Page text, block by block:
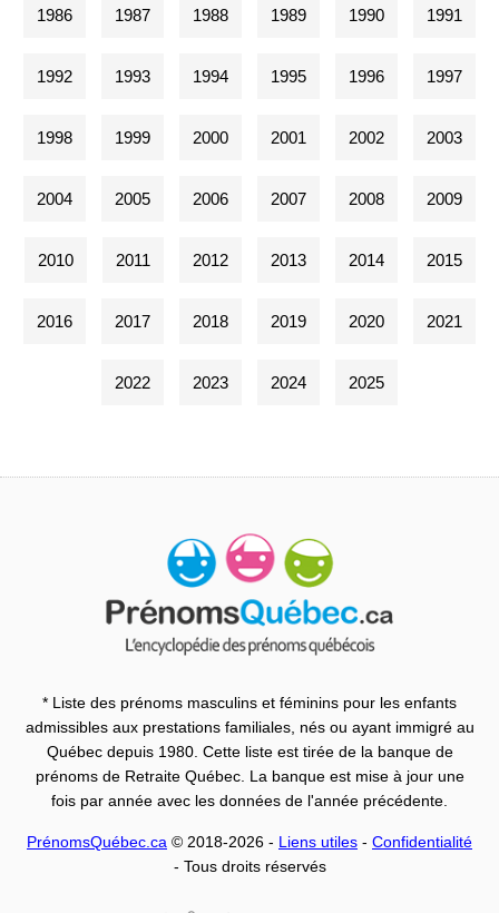
1986 1987 1988 1989 1990 1991
1992 1993 1994 1995 1996 1997
1998 1999 2000 2001 2002 2003
2004 2005 2006 2007 2008 2009
2010 2011 2012 2013 2014 2015
2016 2017 2018 2019 2020 2021
2022 2023 2024 2025
* Liste des prénoms masculins et féminins pour les enfants
admissibles aux prestations familiales, nés ou ayant immigré au
Québec depuis 1980. Cette liste est tirée de la banque de
prénoms de Retraite Québec. La banque est mise à jour une
fois par année avec les données de l'année précédente.
PrénomsQuébec.ca © 2018-2026 - Liens utiles - Confidentialité
- Tous droits réservés